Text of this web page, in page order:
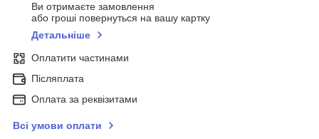
Ви отримаєте замовлення
або гроші повернуться на вашу картку
Детальніше
Оплатити частинами
Післяплата
Оплата за реквізитами
Всі умови оплати